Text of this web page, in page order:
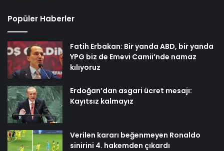
Popüler Haberler
Fatih Erbakan: Bir yanda ABD, bir yanda
YPG biz de Emevi Camii’nde namaz
kılıyoruz
Erdoğan’dan asgari ücret mesajı:
Kayıtsız kalmayız
Verilen kararı beğenmeyen Ronaldo
sinirini 4. hakemden çıkardı